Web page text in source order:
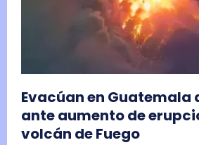
Evacúan en Guatemala
ante aumento de
volcán de Fuego